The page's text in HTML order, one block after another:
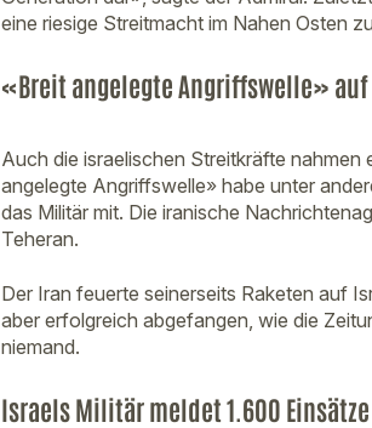
eine riesige Streitmacht im Nahen Osten
«Breit angelegte Angriffswelle»
Auch die israelischen Streitkräfte nahmen
angelegte Angriffswelle» habe unter
das Militär mit. Die iranische
Teheran.
Der Iran feuerte seinerseits Raketen auf
aber erfolgreich abgefangen, wie die
niemand.
Israels Militär meldet 1.600